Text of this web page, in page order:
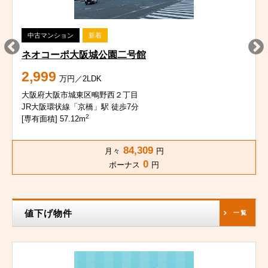
中古マンション 新着
ネオコーポ大阪城公園二号館
2,999 万円／2LDK
大阪府大阪市城東区鴫野西２丁目
JR大阪環状線「京橋」駅 徒歩7分
[専有面積] 57.12m2
月々 84,309 円
ボーナス 0 円
値下げ物件 一覧